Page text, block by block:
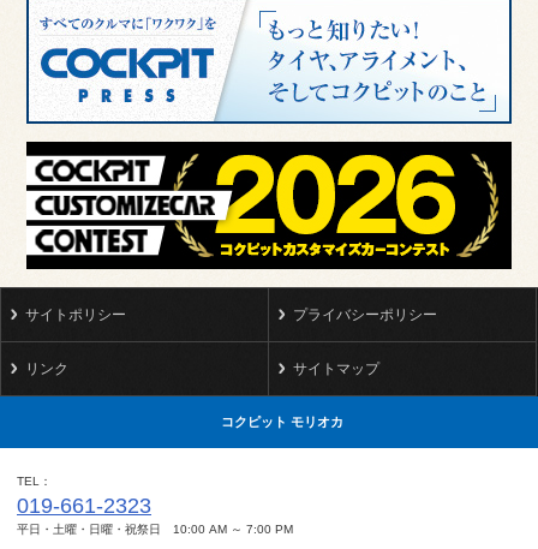
サイトポリシー プライバシーポリシー
リンク サイトマップ
コクピット モリオカ
TEL
019-661-2323
平日・土曜・日曜・祝祭日 10:00 AM ～ 7:00 PM